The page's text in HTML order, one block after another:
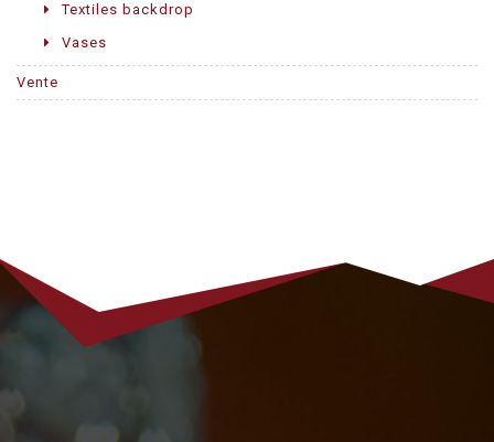
Textiles backdrop
Vases
Vente